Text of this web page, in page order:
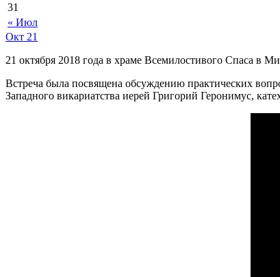
« Июл
31
Окт 21
21 октября 2018 года в храме Всемилостивого Спаса в
Встреча была посвящена обсуждению практических
Западного викариатства иерей Григорий Геронимус,